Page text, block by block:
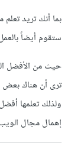
بما أنك تريد
ستقوم أيضاً
حيث من الأفضل
ترى أن هناك بعض
ولذلك تعلمها
إهمال مجال